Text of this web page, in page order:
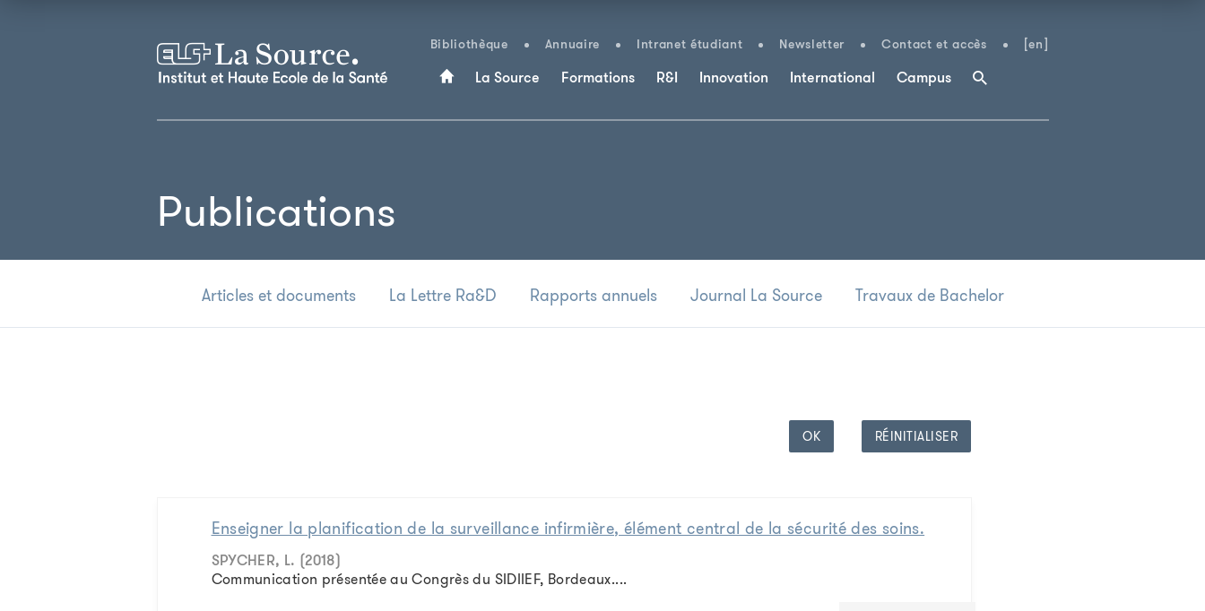
Bibliothèque Annuaire Intranet étudiant Newsletter Contact et accès [en]
La Source Formations R&I Innovation International Campus
Publications
Articles et documents La Lettre Ra&D Rapports annuels Journal La Source Travaux de Bachelor
OK RÉINITIALISER
Enseigner la planification de la surveillance infirmière, élément central de la sécurité des soins.
SPYCHER, L. (2018)
Communication présentée au Congrès du SIDIIEF, Bordeaux....